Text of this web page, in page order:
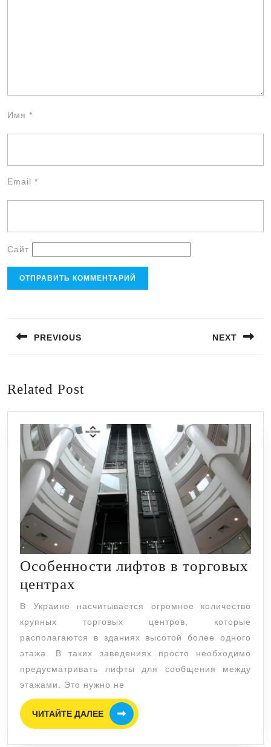
Имя *
Email *
Сайт
записям
PREVIOUS NEXT
Related Post
Особенности лифтов в торговых
центрах
лифтов
торговых
центрах
В Украине насчитывается огромное количество
крупных торговых центров, которые
располагаются в зданиях высотой более одного
этажа. В таких заведениях просто необходимо
предусматривать лифты для сообщения между
этажами. Это нужно не
ЧИТАЙТЕ ДАЛЕЕ
ЧИТАЙТЕ
ДАЛЕЕ